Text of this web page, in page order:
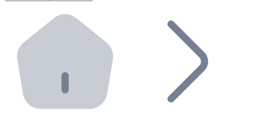
Bitnovo ATM
Integra un ATM Bitnovo en tu negocio y permite que
Bitnovo API
Integra nuestra API en tu ecosistema.